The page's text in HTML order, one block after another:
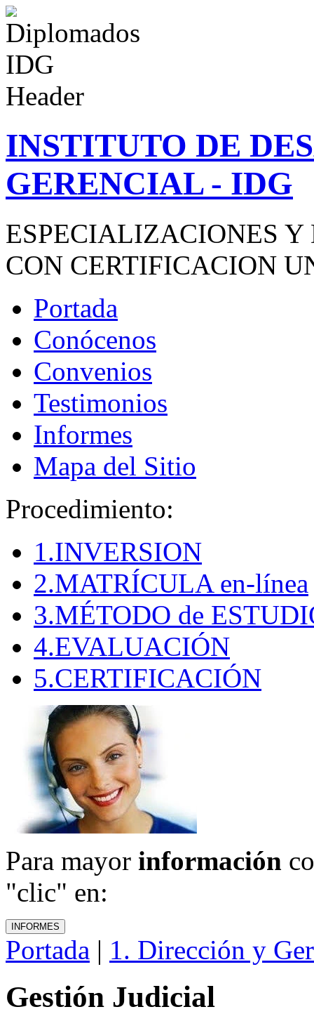
INSTITUTO DE
GERENCIAL - IDG
ESPECIALIZACIONES
CON CERTIFICACION
Portada
Conócenos
Convenios
Testimonios
Informes
Mapa del Sitio
Procedimiento:
1.INVERSION
2.MATRÍCULA en-línea
3.MÉTODO de
4.EVALUACIÓN
5.CERTIFICACIÓN
Para mayor información
"clic" en:
Portada | 1. Dirección y
Gestión Judicial